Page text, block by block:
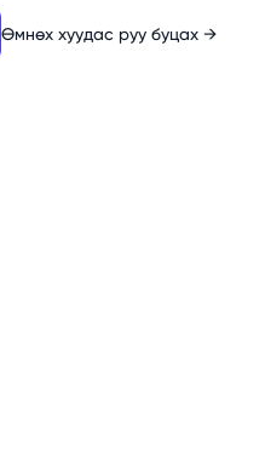
Өмнөх хуудас руу буцах →